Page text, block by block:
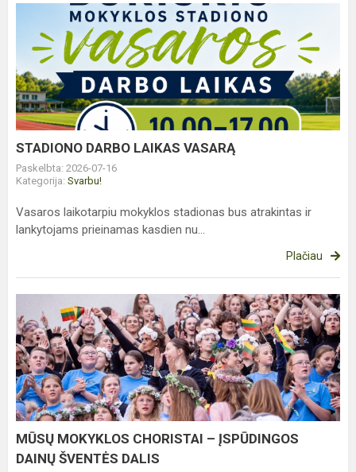
STADIONO
DARBO
LAIKAS
VASARĄ
STADIONO DARBO LAIKAS VASARĄ
Paskelbta: 2026-07-16
Kategorija: Svarbu!
Vasaros laikotarpiu mokyklos stadionas bus atrakintas ir
lankytojams prieinamas kasdien nu...
Plačiau
MOKYKLOS
CHORISTAI
–
ĮSPŪDINGOS
DAINŲ
ŠVENTĖS
DALIS
MŪSŲ MOKYKLOS CHORISTAI – ĮSPŪDINGOS
DAINŲ ŠVENTĖS DALIS